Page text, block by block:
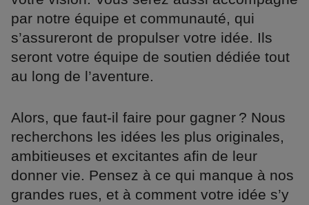
par notre équipe et communauté, qui
s’assureront de propulser votre idée. Ils
seront votre équipe de soutien dédiée tout
au long de l’aventure.
Alors, que faut-il faire pour gagner ? Nous
recherchons les idées les plus originales,
ambitieuses et excitantes afin de leur
donner vie. Pensez à ce qui manque à nos
grandes rues, et à comment votre idée s’y